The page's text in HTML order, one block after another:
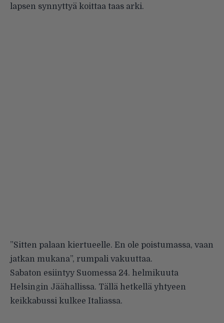
lapsen synnyttyä koittaa taas arki.
”Sitten palaan kiertueelle. En ole poistumassa, vaan
jatkan mukana”, rumpali vakuuttaa.
Sabaton esiintyy Suomessa 24. helmikuuta
Helsingin Jäähallissa. Tällä hetkellä yhtyeen
keikkabussi kulkee Italiassa.